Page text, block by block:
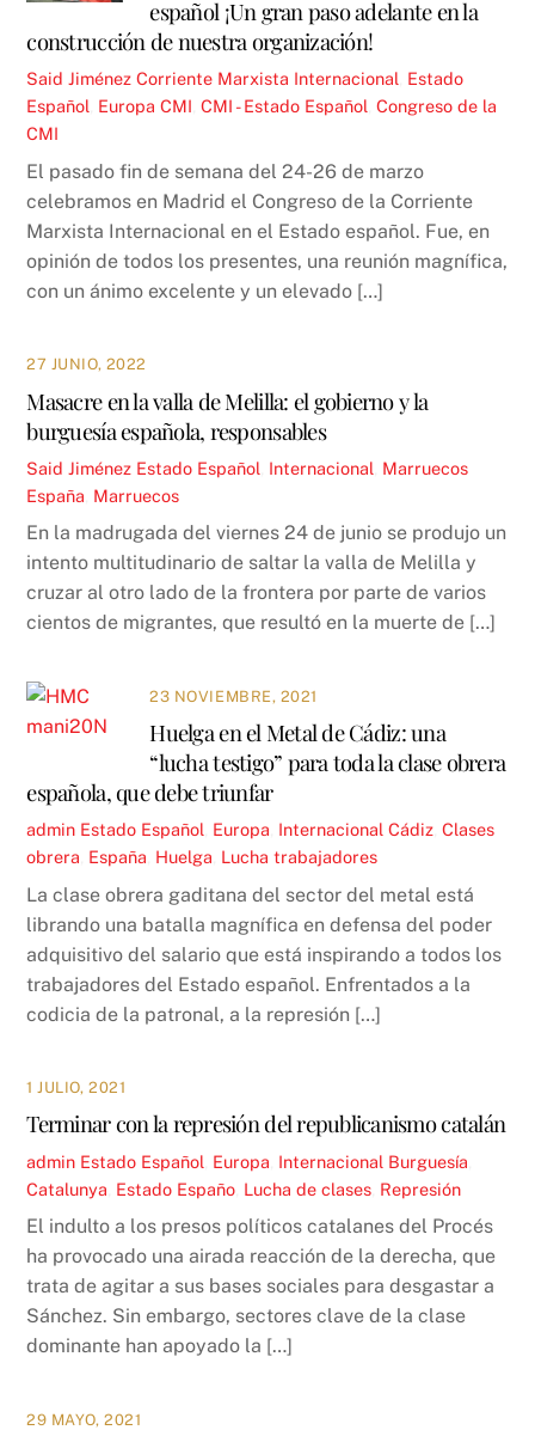
español ¡Un gran paso adelante en la
construcción de nuestra organización!
Said Jiménez Corriente Marxista Internacional Estado
Español Europa CMI ,CMI - Estado Español ,Congreso de la
CMI
El pasado fin de semana del 24-26 de marzo
celebramos en Madrid el Congreso de la Corriente
Marxista Internacional en el Estado español. Fue, en
opinión de todos los presentes, una reunión magnífica,
con un ánimo excelente y un elevado […]
27 JUNIO, 2022
Masacre en la valla de Melilla: el gobierno y la
burguesía española, responsables
Said Jiménez Estado Español Internacional Marruecos
España Marruecos
En la madrugada del viernes 24 de junio se produjo un
intento multitudinario de saltar la valla de Melilla y
cruzar al otro lado de la frontera por parte de varios
cientos de migrantes, que resultó en la muerte de […]
23 NOVIEMBRE, 2021
Huelga en el Metal de Cádiz: una
“lucha testigo” para toda la clase obrera
española, que debe triunfar
admin Estado Español Europa Internacional Cádiz ,Clases
obrera España Huelga Lucha trabajadores
La clase obrera gaditana del sector del metal está
librando una batalla magnífica en defensa del poder
adquisitivo del salario que está inspirando a todos los
trabajadores del Estado español. Enfrentados a la
codicia de la patronal, a la represión […]
1 JULIO, 2021
Terminar con la represión del republicanismo catalán
admin Estado Español Europa Internacional Burguesía
Catalunya Estado Españo Lucha de clases Represión
El indulto a los presos políticos catalanes del Procés
ha provocado una airada reacción de la derecha, que
trata de agitar a sus bases sociales para desgastar a
Sánchez. Sin embargo, sectores clave de la clase
dominante han apoyado la […]
29 MAYO, 2021